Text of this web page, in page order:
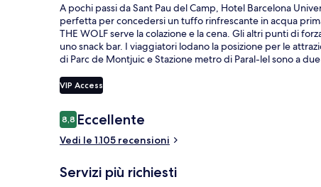
A pochi passi da Sant Pau del Camp, Hotel Barcelona
perfetta per concedersi un tuffo rinfrescante in acqua
THE WOLF serve la colazione e la cena. Gli altri punti di
uno snack bar. I viaggiatori lodano la posizione per le
di Parc de Montjuic e Stazione metro di Paral-lel sono a due
VIP Access
Recensioni
8,88,8 su 10
Eccellente
Vedi le 1.105 recensioni
Servizi più richiesti